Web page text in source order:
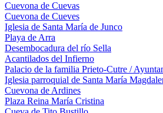
Cuevona de Cuevas
Cuevona de Cueves
Iglesia de Santa María de Junco
Playa de Arra
Desembocadura del río Sella
Acantilados del Infierno
Palacio de la familia Prieto-Cutre /
Iglesia parroquial de Santa María
Cuevona de Ardines
Plaza Reina María Cristina